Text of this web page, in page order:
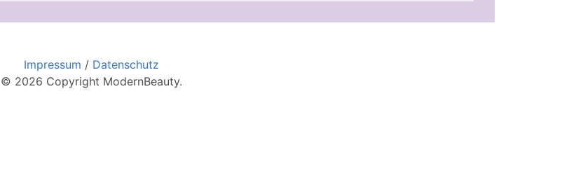
Impressum / Datenschutz
© 2026 Copyright ModernBeauty.